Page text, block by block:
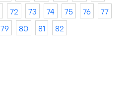
72 73 74 75 76
77
79 80 81 82